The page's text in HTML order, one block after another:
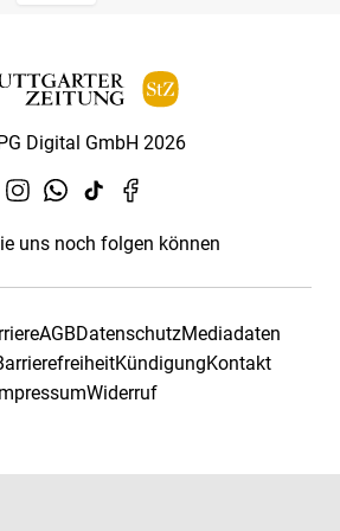
Digital GmbH 2026
uns noch folgen können
AGBDatenschutzMediadaten
KündigungKontakt
Widerruf